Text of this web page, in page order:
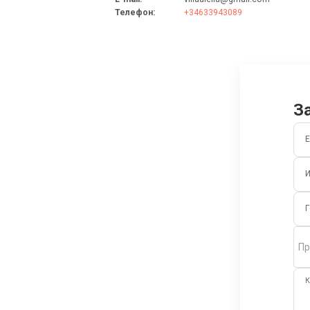
Телефон: +34633943089